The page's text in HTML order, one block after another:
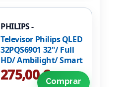
PHILIPS -
32PQS6901/12
Televisor Philips QLED
32PQS6901 32"/ Full
HD/ Ambilight/ Smart
TV/ WiFi
275,00 €Comprar